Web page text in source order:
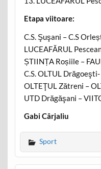
Etapa viitoare:
C.S. Şuşani – C.S
LUCEAFĂRUL
ȘTIINȚA Roșiile –
C.S. OLTUL
OLTEŢUL Zătreni –
UTD Drăgăşani –
Gabi Cârjaliu
Sport